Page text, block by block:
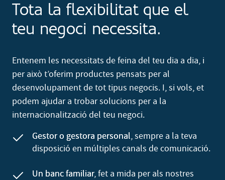
Tota la flexibilitat que el
teu negoci necessita.
Entenem les necessitats de feina del teu dia a dia, i
per això t’oferim productes pensats per al
desenvolupament de tot tipus negocis. I, si vols, et
podem ajudar a trobar solucions per a la
internacionalització del teu negoci.
Gestor o gestora personal, sempre a la teva
disposició en múltiples canals de comunicació.
Un banc familiar, fet a mida per als nostres